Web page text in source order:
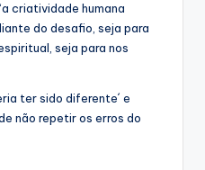
criatividade humana
do desafio, seja para
seja para nos
ter sido diferente´ e
não repetir os erros do